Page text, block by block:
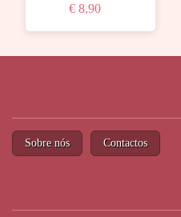
€ 8,90
Sobre nós Contactos